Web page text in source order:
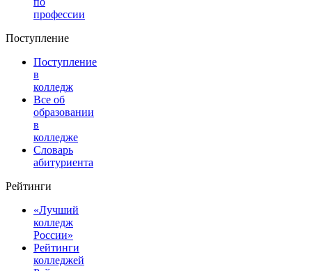
профессии
Поступление
Поступление
в
колледж
Все об
образовании
в
колледже
Словарь
абитуриента
Рейтинги
«Лучший
колледж
России»
Рейтинги
колледжей